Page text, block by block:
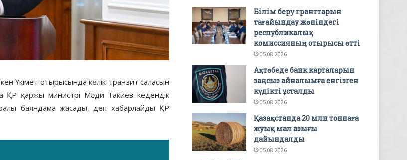
Үкімет отырысында көлік-транзит саласын
қаржы министрі Мәди Такиев кедендік
баяндама жасады, деп хабарлайды ҚР
Білім беру гранттарын
тағайындау жөніндегі
республикалық
комиссияның отырысы өтті
05.08.2026
Ақтөбеде банк карталарын
заңсыз айналымға енгізген
күдікті ұсталды
05.08.2026
Қазақстанда 20 млн тоннаға
жуық мал азығы
дайындалды
05.08.2026